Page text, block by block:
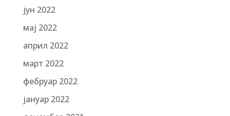
јун 2022
мај 2022
април 2022
март 2022
фебруар 2022
јануар 2022